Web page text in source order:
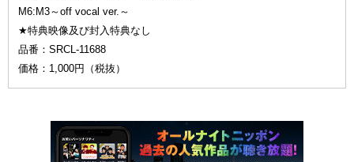
M6:M3～off vocal ver.～
★特典映像及び封入特典なし
品番：SRCL-11688
価格：1,000円（税抜）